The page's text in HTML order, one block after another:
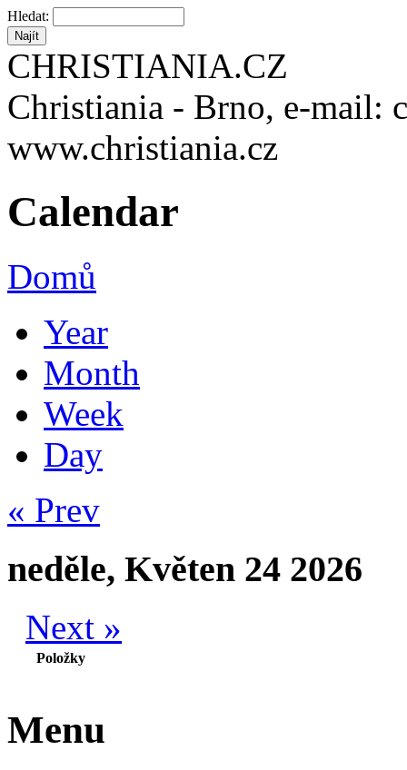
Hledat:
CHRISTIANIA.CZ
Christiania - Brno, e-mail:
www.christiania.cz
Calendar
Domů
Year
Month
Week
Day
« Prev
neděle, Květen 24 2026
Next »
Položky
Menu